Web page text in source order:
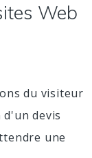
Web
du visiteur
devis
une